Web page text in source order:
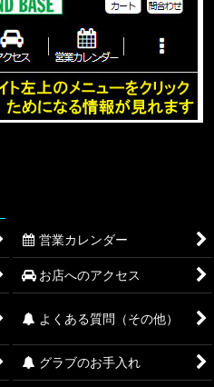
営業カレンダー
お店へのアクセス
よくある質問（その他）
グラブのお手入れ